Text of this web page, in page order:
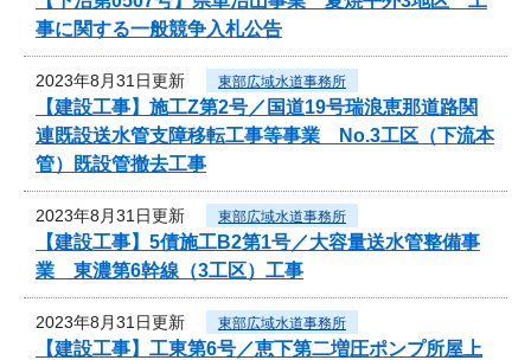
事に関する一般競争入札公告
2023年8月31日更新 東部広域水道事務所
【建設工事】施工Z第2号／国道19号瑞浪恵那道路関
連既設送水管支障移転工事等事業 No.3工区（下流本
管）既設管撤去工事
2023年8月31日更新 東部広域水道事務所
【建設工事】5債施工B2第1号／大容量送水管整備事
業 東濃第6幹線（3工区）工事
2023年8月31日更新 東部広域水道事務所
【建設工事】工東第6号／恵下第二増圧ポンプ所屋上